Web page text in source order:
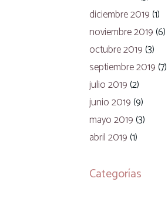
diciembre 2019 (1)
noviembre 2019 (6)
octubre 2019 (3)
septiembre 2019 (7)
julio 2019 (2)
junio 2019 (9)
mayo 2019 (3)
abril 2019 (1)
Categorías